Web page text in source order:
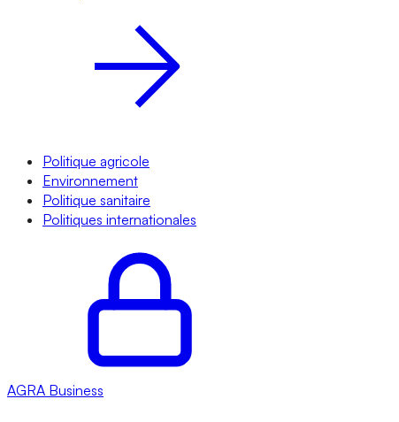
Politique agricole
Environnement
Politique sanitaire
Politiques internationales
AGRA Business